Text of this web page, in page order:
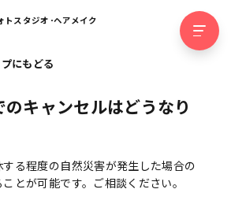
トスタジオ･ヘアメイク
にもどる
のキャンセルはどうなり
る程度の自然災害が発生した場合の
とが可能です。ご相談ください。